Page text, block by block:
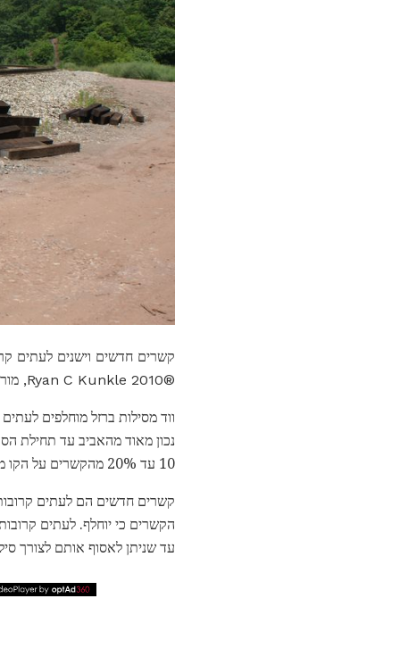
קשרים חדשים וישנים לעתים
®2010 Ryan C Kunkle, מורשה ל- About.com, Inc.
ווד מסילות ברזל מוחלפים
נכון מאוד מהאביב עד תחילת
10 עד 20% מהקשרים על הקו מדי שנה.
הקשרים כי יוחלף. לעתים
עד שניתן לאסוף אותם לצורך